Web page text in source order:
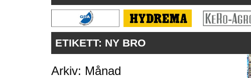
ETIKETT: NY BRO
Arkiv: Månad